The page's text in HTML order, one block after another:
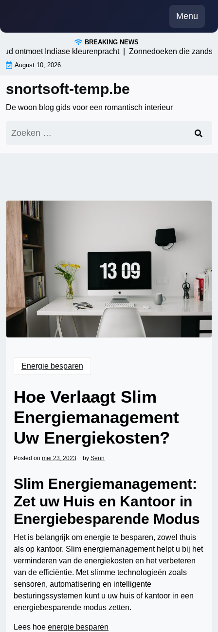
content
Menu
BREAKING NEWS
ontmoet Indiase kleurenpracht |Zonnedoeken die
August 10, 2026
snortsoft-temp.be
De woon blog gids voor een romantisch interieur
naar:
Energie besparen
Hoe Verlaagt Slim
Energiemanagement
Uw Energiekosten?
Posted on mei 23, 2023 by Senn
Slim Energiemanagement:
Zet uw Huis en Kantoor in
Energiebesparende Modus
Het is belangrijk om energie te besparen, zowel thuis
als op kantoor. Slim energiemanagement helpt u bij het
verminderen van de energiekosten en het verbeteren
van de efficiëntie. Met slimme technologieën zoals
sensoren, automatisering en intelligente
besturingssystemen kunt u uw huis of kantoor in een
energiebesparende modus zetten.
Lees hoe energie besparen